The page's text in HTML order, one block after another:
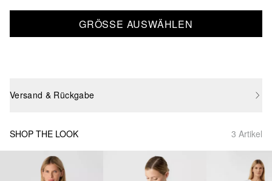
GRÖSSE AUSWÄHLEN
Versand & Rückgabe
SHOP THE LOOK 3 Artikel